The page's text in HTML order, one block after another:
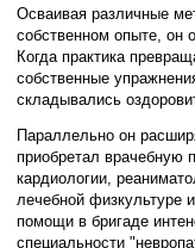
Осваивая различные
собственном опыте, он
Когда практика
собственные
складывались
Параллельно он
приобретал врачебную
кардиологии,
лечебной физкультуре
помощи в бригаде
специальности